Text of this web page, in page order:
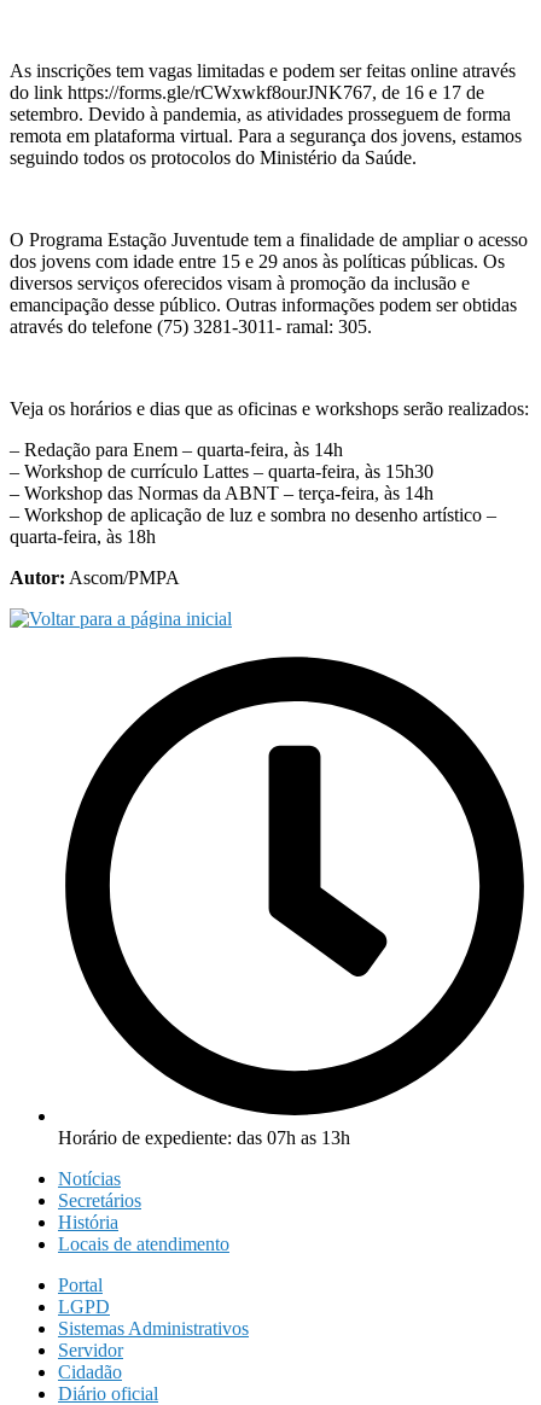
As inscrições tem vagas limitadas e podem ser feitas online através
do link https://forms.gle/rCWxwkf8ourJNK767, de 16 e 17 de
setembro. Devido à pandemia, as atividades prosseguem de forma
remota em plataforma virtual. Para a segurança dos jovens, estamos
seguindo todos os protocolos do Ministério da Saúde.
O Programa Estação Juventude tem a finalidade de ampliar o acesso
dos jovens com idade entre 15 e 29 anos às políticas públicas. Os
diversos serviços oferecidos visam à promoção da inclusão e
emancipação desse público. Outras informações podem ser obtidas
através do telefone (75) 3281-3011- ramal: 305.
Veja os horários e dias que as oficinas e workshops serão realizados:
– Redação para Enem – quarta-feira, às 14h
– Workshop de currículo Lattes – quarta-feira, às 15h30
– Workshop das Normas da ABNT – terça-feira, às 14h
– Workshop de aplicação de luz e sombra no desenho artístico –
quarta-feira, às 18h
Autor: Ascom/PMPA
Horário de expediente: das 07h as 13h
Notícias
Secretários
História
Locais de atendimento
Portal
LGPD
Sistemas Administrativos
Servidor
Cidadão
Diário oficial